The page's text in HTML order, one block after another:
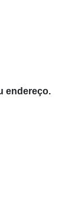
endereço.